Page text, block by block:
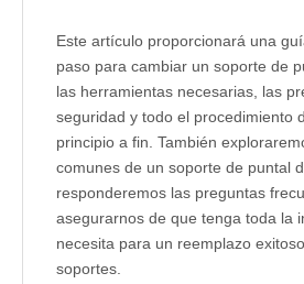
Este artículo proporcionará una
paso para cambiar un soporte de
las herramientas necesarias, las
seguridad y todo el procedimiento
principio a fin. También
comunes de un soporte de puntal
responderemos las preguntas
asegurarnos de que tenga toda la
necesita para un reemplazo
soportes.